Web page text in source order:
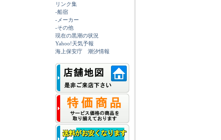
リンク集
-船宿
-メーカー
-その他
現在の黒潮の状況
Yahoo!天気予報
海上保安庁 潮汐情報